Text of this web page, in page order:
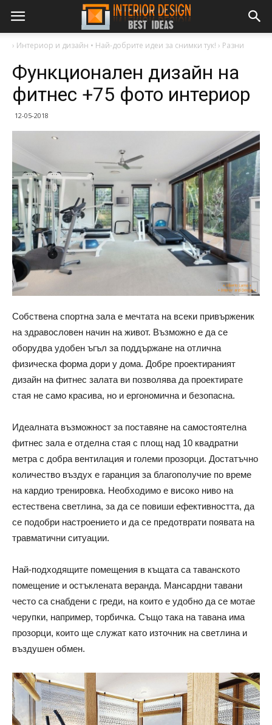
› Интериор и дизайн • Най-добрите идеи за снимки тук! › Разни
Функционален дизайн на
фитнес +75 фото интериор
12-05-2018
Собствена спортна зала е мечтата на всеки привърженик
на здравословен начин на живот. Възможно е да се
оборудва удобен ъгъл за поддържане на отлична
физическа форма дори у дома. Добре проектираният
дизайн на фитнес залата ви позволява да проектирате
стая не само красива, но и ергономична и безопасна.
Идеалната възможност за поставяне на самостоятелна
фитнес зала е отделна стая с площ над 10 квадратни
метра с добра вентилация и големи прозорци. Достатъчно
количество въздух е гаранция за благополучие по време
на кардио тренировка. Необходимо е високо ниво на
естествена светлина, за да се повиши ефективността, да
се подобри настроението и да се предотврати появата на
травматични ситуации.
Най-подходящите помещения в къщата са таванското
помещение и остъклената веранда. Мансардни тавани
често са снабдени с греди, на които е удобно да се мотае
черупки, например, торбичка. Също така на тавана има
прозорци, които ще служат като източник на светлина и
въздушен обмен.